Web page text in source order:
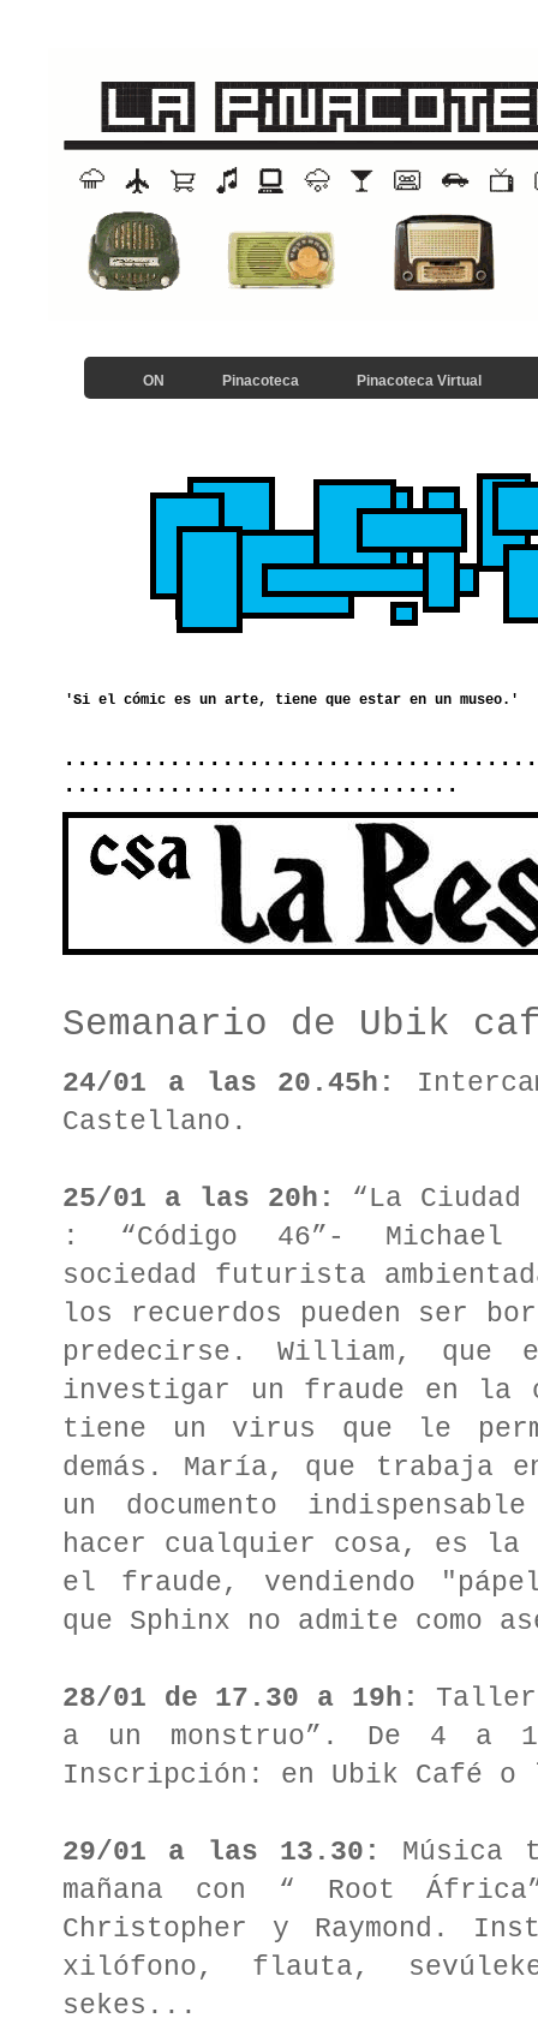
ON Pinacoteca Pinacoteca Virtual
..............................
Semanario de Ubik
24/01 a las 20.45h:
Castellano.
25/01 a las 20h:
“La
: “Código 46”- Michael
sociedad futurista
los recuerdos pueden ser
predecirse. William, que
investigar un fraude en la
tiene un virus que le
demás. María, que trabaja
un documento
hacer cualquier cosa, es la
el fraude, vendiendo
que Sphinx no admite como
28/01 de 17.30 a 19h:
Taller
a un monstruo”. De 4 a
Inscripción: en Ubik Café o
29/01 a las 13.30:
Música
mañana con “ Root
Christopher y Raymond.
xilófono, flauta,
sekes...